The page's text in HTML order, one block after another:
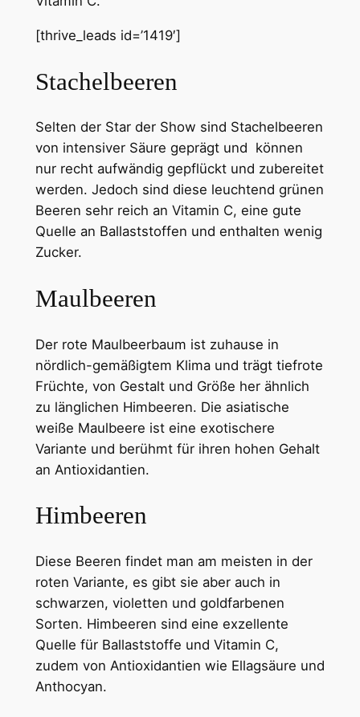
[thrive_leads id=’1419′]
Stachelbeeren
Selten der Star der Show sind Stachelbeeren
von intensiver Säure geprägt und können
nur recht aufwändig gepflückt und zubereitet
werden. Jedoch sind diese leuchtend grünen
Beeren sehr reich an Vitamin C, eine gute
Quelle an Ballaststoffen und enthalten wenig
Zucker.
Maulbeeren
Der rote Maulbeerbaum ist zuhause in
nördlich-gemäßigtem Klima und trägt tiefrote
Früchte, von Gestalt und Größe her ähnlich
zu länglichen Himbeeren. Die asiatische
weiße Maulbeere ist eine exotischere
Variante und berühmt für ihren hohen Gehalt
an Antioxidantien.
Himbeeren
Diese Beeren findet man am meisten in der
roten Variante, es gibt sie aber auch in
schwarzen, violetten und goldfarbenen
Sorten. Himbeeren sind eine exzellente
Quelle für Ballaststoffe und Vitamin C,
zudem von Antioxidantien wie Ellagsäure und
Anthocyan.